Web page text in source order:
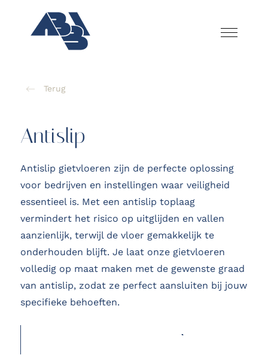
Terug
Antislip
Antislip gietvloeren zijn de perfecte oplossing
voor bedrijven en instellingen waar veiligheid
essentieel is. Met een antislip toplaag
vermindert het risico op uitglijden en vallen
aanzienlijk, terwijl de vloer gemakkelijk te
onderhouden blijft. Je laat onze gietvloeren
volledig op maat maken met de gewenste graad
van antislip, zodat ze perfect aansluiten bij jouw
specifieke behoeften.